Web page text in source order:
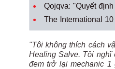
Qojqva: "Quyết
The International
"Tôi không thích cách
Healing Salve. Tôi nghĩ
đem trở lại mechanic